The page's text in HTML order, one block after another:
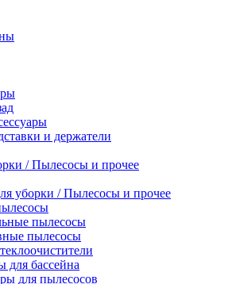
и держатели
/ Пылесосы и прочее
уборки / Пылесосы и прочее
пылесосы
пылесосы
для бассейна
для пылесосов